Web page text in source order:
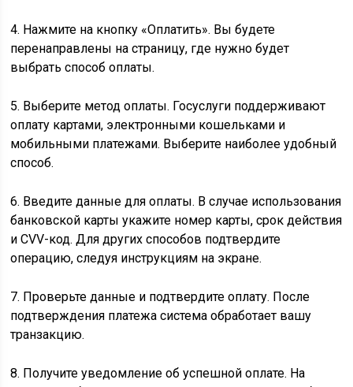
4. Нажмите на кнопку «Оплатить». Вы будете
перенаправлены на страницу, где нужно будет
выбрать способ оплаты.
5. Выберите метод оплаты. Госуслуги поддерживают
оплату картами, электронными кошельками и
мобильными платежами. Выберите наиболее удобный
способ.
6. Введите данные для оплаты. В случае использования
банковской карты укажите номер карты, срок действия
и CVV-код. Для других способов подтвердите
операцию, следуя инструкциям на экране.
7. Проверьте данные и подтвердите оплату. После
подтверждения платежа система обработает вашу
транзакцию.
8. Получите уведомление об успешной оплате. На